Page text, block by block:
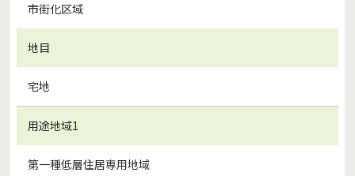
市街化区域
地目
宅地
用途地域1
第一種低層住居専用地域